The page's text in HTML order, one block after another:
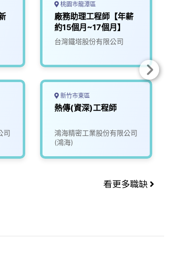
司
桃園市龍潭區
廠務助理工程師【年薪
約15個月~17個月】
台灣鐵塔股份有限公司
新竹市東區
熱傳(資深)工程師
鴻海精密工業股份有限公司
(鴻海)
看更多職缺